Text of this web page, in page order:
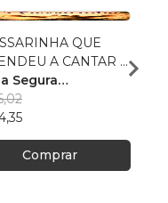
QUE
A CANTAR E
Segura
Comprar
R$